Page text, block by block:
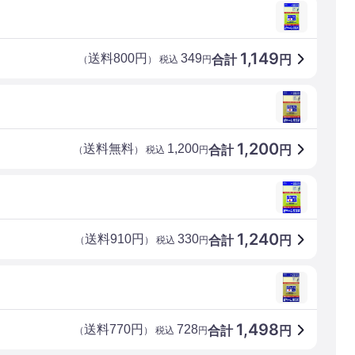
合計 1,149 円
（送料800円 ） 税込 349円
合計 1,200円
（送料無料） 税込 1,200円
合計 1,240円
（送料910円 ） 税込 330円
合計 1,498 円
（送料770円 ） 税込 728円